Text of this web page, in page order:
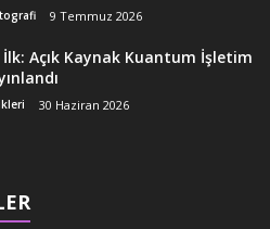
9 Temmuz 2026
İlk: Açık Kaynak Kuantum İşletim
30 Haziran 2026